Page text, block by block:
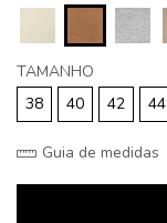
TAMANHO
38
40 42 44
Guia de medidas